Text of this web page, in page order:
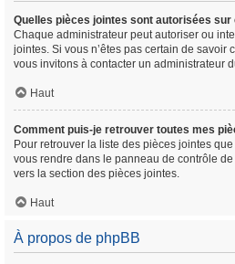
Quelles pièces jointes sont autorisées sur
Chaque administrateur peut autoriser ou
jointes. Si vous n’êtes pas certain de savoir
vous invitons à contacter un administrateur
Haut
Comment puis-je retrouver toutes mes
Pour retrouver la liste des pièces jointes
vous rendre dans le panneau de contrôle
vers la section des pièces jointes.
Haut
À propos de phpBB